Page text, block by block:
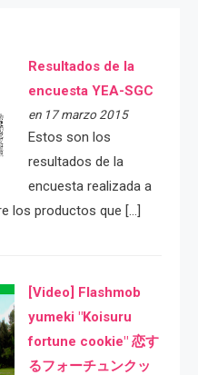
Resultados de la
encuesta YEA-SGC
en 17 marzo 2015
Estos son los
resultados de la
encuesta realizada a
los productos que […]
[Video] Flashmob
yumeki "Koisuru
fortune cookie" 恋す
るフォーチュンクッ